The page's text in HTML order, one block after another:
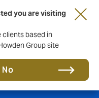
you are visiting
clients based in
Group site
No